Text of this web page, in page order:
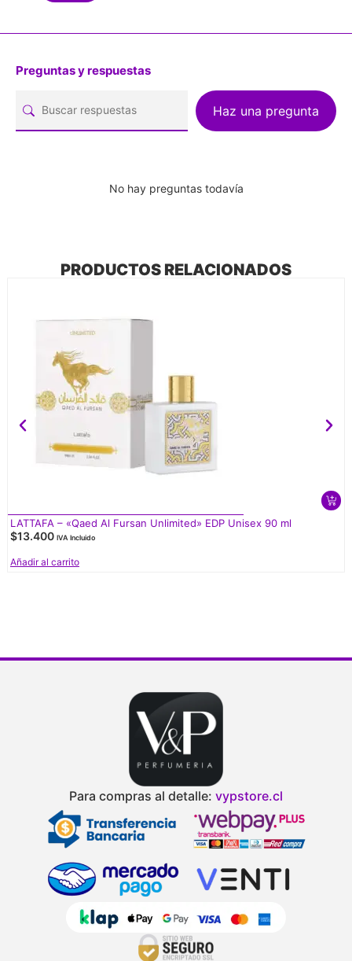
Preguntas y respuestas
Haz una pregunta
No hay preguntas todavía
PRODUCTOS RELACIONADOS
LATTAFA – «Qaed Al Fursan Unlimited» EDP Unisex 90 ml
$13.400 IVA Incluido
Añadir al carrito
Para compras al detalle: vypstore.cl